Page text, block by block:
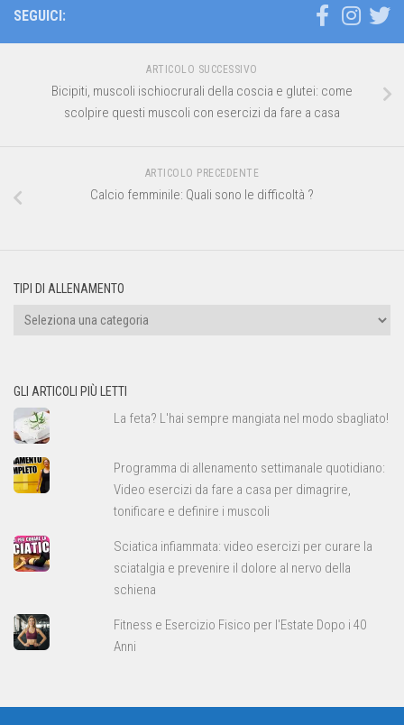
SEGUICI:
ARTICOLO SUCCESSIVO
Bicipiti, muscoli ischiocrurali della coscia e glutei: come
scolpire questi muscoli con esercizi da fare a casa
ARTICOLO PRECEDENTE
Calcio femminile: Quali sono le difficoltà ?
TIPI DI ALLENAMENTO
Tipi
GLI ARTICOLI PIÙ LETTI
La feta? L'hai sempre mangiata nel modo sbagliato!
Programma di allenamento settimanale quotidiano:
Video esercizi da fare a casa per dimagrire,
tonificare e definire i muscoli
Sciatica infiammata: video esercizi per curare la
sciatalgia e prevenire il dolore al nervo della
schiena
Fitness e Esercizio Fisico per l'Estate Dopo i 40
Anni